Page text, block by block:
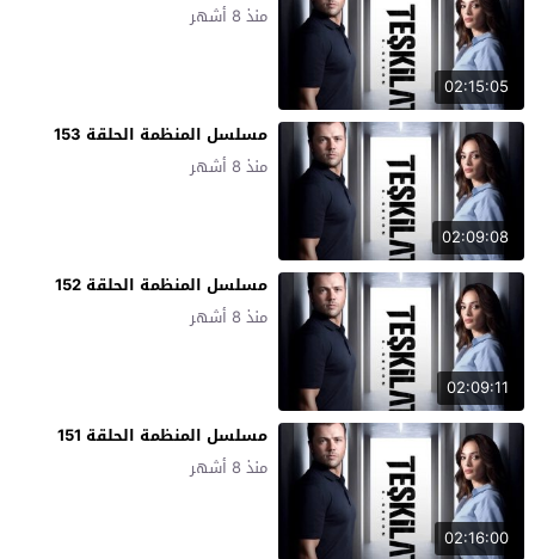
02:15:05
منذ 8 أشهر
02:09:08
مسلسل المنظمة الحلقة 153
منذ 8 أشهر
02:09:11
مسلسل المنظمة الحلقة 152
منذ 8 أشهر
02:16:00
مسلسل المنظمة الحلقة 151
منذ 8 أشهر